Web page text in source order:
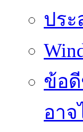
ปร
ข้อ
อาจ